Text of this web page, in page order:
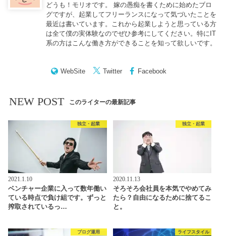
どうも！モリオです。 嫁の愚痴を書くために始めたブロ
グですが、起業してフリーランスになって気づいたことを
最近は書いています。これから起業しようと思っている方
は全て僕の実体験なのでぜひ参考にしてください。特にIT
系の方はこんな働き方ができることを知って欲しいです。
WebSite Twitter Facebook
NEW POST このライターの最新記事
独立・起業
2021.1.10
ベンチャー企業に入って数年働い
ている時点で負け組です。ずっと
搾取されているっ…
独立・起業
2020.11.13
そろそろ会社員を本気でやめてみ
たら？自由になるために捨てるこ
と。
ブログ運用 ライフスタイル